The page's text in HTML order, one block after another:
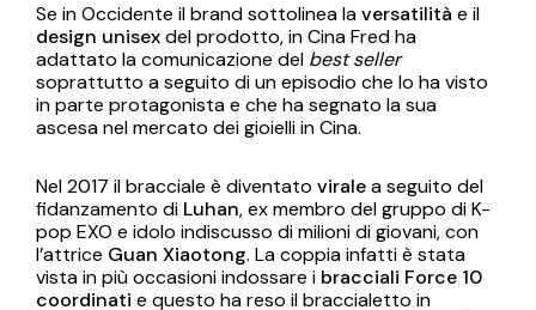
Se in Occidente il brand sottolinea laversatilità e il
design unisexdel prodotto, in Cina Fred ha
adattato la comunicazione del best seller
soprattutto a seguito di un episodio che lo ha visto
in parte protagonista e che ha segnato la sua
ascesa nel mercato dei gioielli in Cina.
Nel 2017 il bracciale è diventato viralea seguito del
fidanzamento di Luhan, ex membro del gruppo di K-
pop EXO e idolo indiscusso di milioni di giovani, con
l’attrice Guan Xiaotong. La coppia infatti è stata
vista in più occasioni indossare i bracciali Force 10
coordinati e questo ha reso il braccialetto in